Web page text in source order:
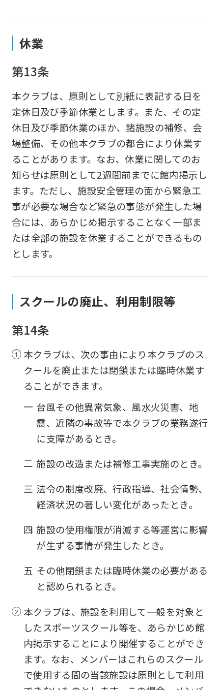
休業
第13条
本クラブは、原則として別紙に表記する日を
定休日及び季節休業とします。また、その定
休日及び季節休業のほか、諸施設の補修、会
場整備、その他本クラブの都合により休業す
ることがあります。なお、休業に関してのお
知らせは原則として2週間前までに館内掲示し
ます。ただし、施設安全管理の面から緊急工
事が必要な場合など緊急の事態が発生した場
合には、あらかじめ掲示することなく一部ま
たは全部の施設を休業することができるもの
とします。
スクールの廃止、利用制限等
第14条
本クラブは、次の事由により本クラブのス
クールを廃止または閉鎖または臨時休業す
ることができます。
一 台風その他異常気象、風水火災害、地
震、近隣の事故等で本クラブの業務遂行
に支障があるとき。
二 施設の改造または補修工事実施のとき。
三 法令の制度改廃、行政指導、社会情勢、
経済状況の著しい変化があったとき。
四 施設の使用権限が消滅する等運営に影響
が生ずる事情が発生したとき。
五 その他閉鎖または臨時休業の必要がある
と認められるとき。
本クラブは、施設を利用して一般を対象と
したスポーツスクール等を、あらかじめ館
内掲示することにより開催することができ
ます。なお、メンバーはこれらのスクール
で使用する間の当該施設は原則として利用
Japanese
will
be
translated
mechanically,
so
it
may
not
be
an
translation
from
the
We
ask
that
you
understand
this
before
using
service.